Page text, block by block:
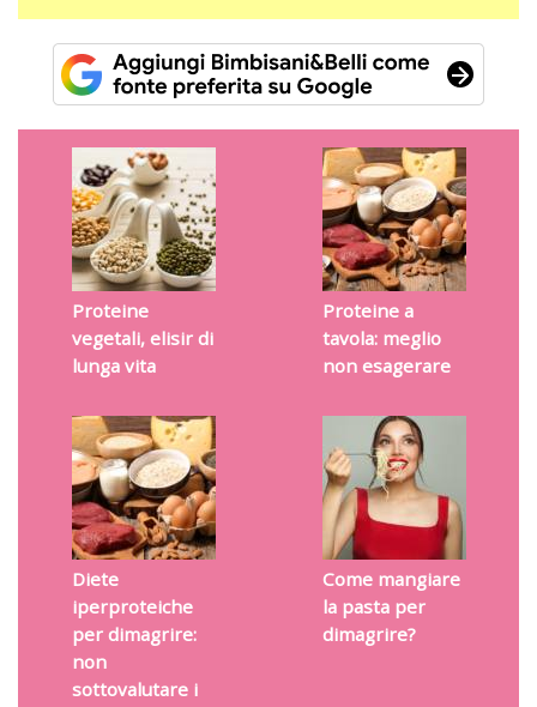
Proteine
vegetali, elisir di
lunga vita
Proteine a
tavola: meglio
non esagerare
Diete
iperproteiche
per dimagrire:
non
sottovalutare i
Come mangiare
la pasta per
dimagrire?